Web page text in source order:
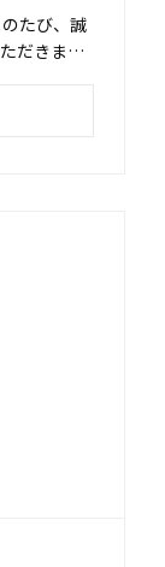
たび、誠
だきま